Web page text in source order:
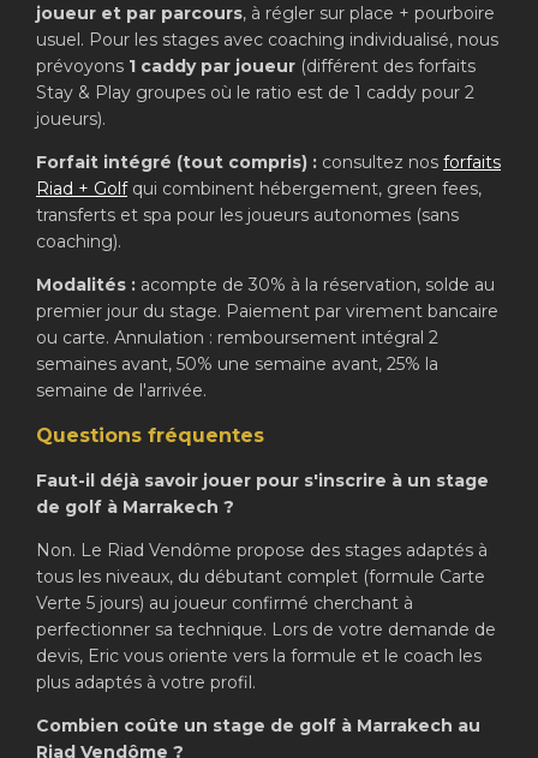
joueur et par parcours, à régler sur place + pourboire
usuel. Pour les stages avec coaching individualisé, nous
prévoyons 1 caddy par joueur (différent des forfaits
Stay & Play groupes où le ratio est de 1 caddy pour 2
joueurs).
Forfait intégré (tout compris) : consultez nos forfaits
Riad + Golfqui combinent hébergement, green fees,
transferts et spa pour les joueurs autonomes (sans
coaching).
Modalités : acompte de 30% à la réservation, solde au
premier jour du stage. Paiement par virement bancaire
ou carte. Annulation : remboursement intégral 2
semaines avant, 50% une semaine avant, 25% la
semaine de l'arrivée.
Questions fréquentes
Faut-il déjà savoir jouer pour s'inscrire à un stage
de golf à Marrakech ?
Non. Le Riad Vendôme propose des stages adaptés à
tous les niveaux, du débutant complet (formule Carte
Verte 5 jours) au joueur confirmé cherchant à
perfectionner sa technique. Lors de votre demande de
devis, Eric vous oriente vers la formule et le coach les
plus adaptés à votre profil.
Combien coûte un stage de golf à Marrakech au
Riad Vendôme ?